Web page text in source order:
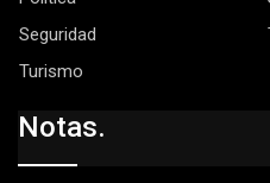
Seguridad
Turismo
Notas.